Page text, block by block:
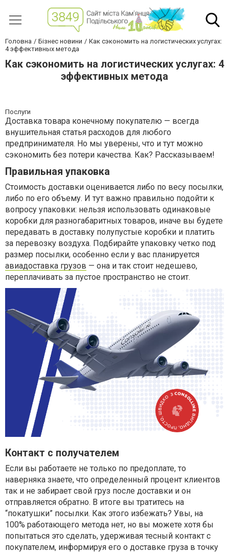
Головна Бізнес новини
Как сэкономить на логистических услугах:
4 эффективных метода
Как сэкономить на логистических услугах: 4
эффективных метода
Послуги
Доставка товара конечному покупателю — всегда
внушительная статья расходов для любого
предпринимателя. Но мы уверены, что и тут можно
сэкономить без потери качества. Как? Рассказываем!
Правильная упаковка
Стоимость доставки оценивается либо по весу посылки,
либо по его объему. И тут важно правильно подойти к
вопросу упаковки: нельзя использовать одинаковые
коробки для разногабаритных товаров, иначе вы будете
передавать в доставку полупустые коробки и платить
за перевозку воздуха. Подбирайте упаковку четко под
размер посылки, особенно если у вас планируется
авиадоставка грузов — она и так стоит недешево,
переплачивать за пустое пространство не стоит.
Контакт с получателем
Если вы работаете не только по предоплате, то
наверняка знаете, что определенный процент клиентов
так и не забирает свой груз после доставки и он
отправляется обратно. В итоге вы тратитесь на
“покатушки” посылки. Как этого избежать? Увы, на
100% работающего метода нет, но вы можете хотя бы
попытаться это сделать, удерживая тесный контакт с
покупателем, информируя его о доставке груза в точку